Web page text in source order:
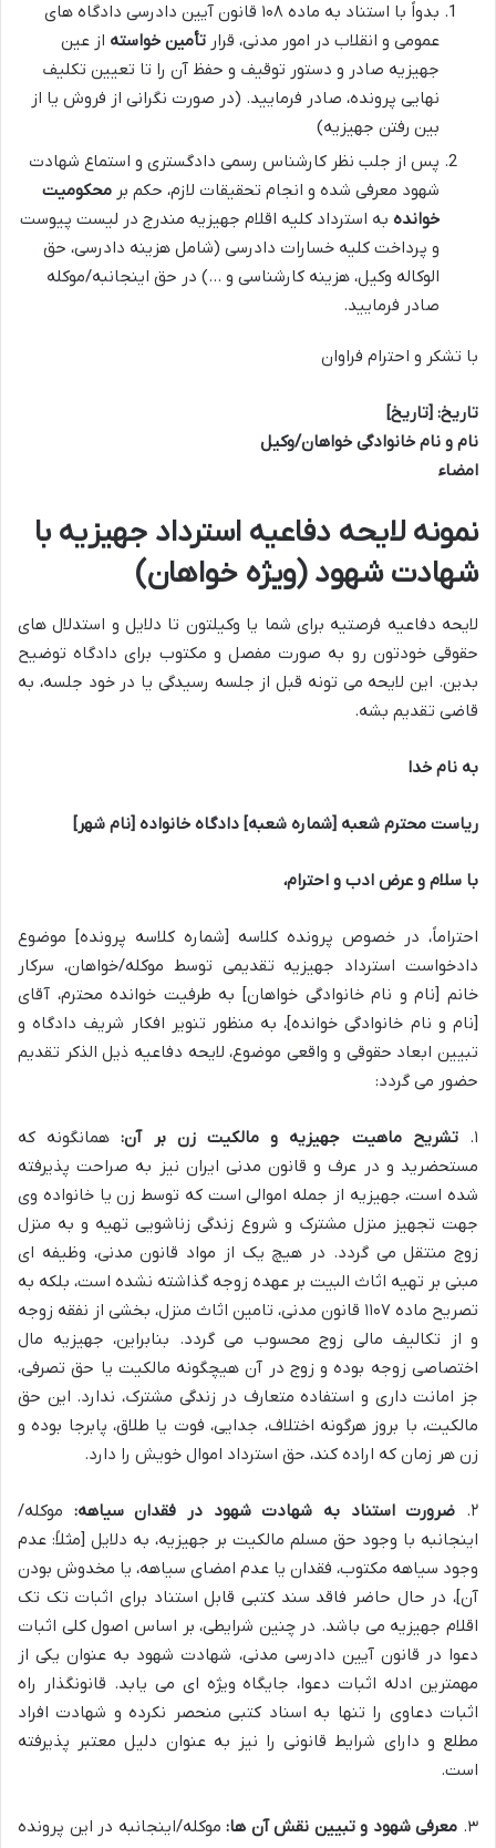
بدواً با استناد به ماده ۱۰۸ قانون آیین دادرسی دادگاه های
عمومی و انقلاب در امور مدنی، قرار تأمین خواسته از عین
جهیزیه صادر و دستور توقیف و حفظ آن را تا تعیین تکلیف
نهایی پرونده، صادر فرمایید. (در صورت نگرانی از فروش یا از
بین رفتن جهیزیه)
پس از جلب نظر کارشناس رسمی دادگستری و استماع شهادت
شهود معرفی شده و انجام تحقیقات لازم، حکم بر محکومیت
خوانده به استرداد کلیه اقلام جهیزیه مندرج در لیست پیوست
و پرداخت کلیه خسارات دادرسی (شامل هزینه دادرسی، حق
الوکاله وکیل، هزینه کارشناسی و …) در حق اینجانبه/موکله
صادر فرمایید.
با تشکر و احترام فراوان
تاریخ: [تاریخ]
نام و نام خانوادگی خواهان/وکیل
امضاء
نمونه لایحه دفاعیه استرداد جهیزیه با
شهادت شهود (ویژه خواهان)
لایحه دفاعیه فرصتیه برای شما یا وکیلتون تا دلایل و استدلال های
حقوقی خودتون رو به صورت مفصل و مکتوب برای دادگاه توضیح
بدین. این لایحه می تونه قبل از جلسه رسیدگی یا در خود جلسه، به
قاضی تقدیم بشه.
به نام خدا
ریاست محترم شعبه [شماره شعبه] دادگاه خانواده [نام شهر]
با سلام و عرض ادب و احترام،
احتراماً، در خصوص پرونده کلاسه [شماره کلاسه پرونده] موضوع
دادخواست استرداد جهیزیه تقدیمی توسط موکله/خواهان، سرکار
خانم [نام و نام خانوادگی خواهان] به طرفیت خوانده محترم، آقای
[نام و نام خانوادگی خوانده]، به منظور تنویر افکار شریف دادگاه و
تبیین ابعاد حقوقی و واقعی موضوع، لایحه دفاعیه ذیل الذکر تقدیم
حضور می گردد:
۱. تشریح ماهیت جهیزیه و مالکیت زن بر آن:همانگونه که
مستحضرید و در عرف و قانون مدنی ایران نیز به صراحت پذیرفته
شده است، جهیزیه از جمله اموالی است که توسط زن یا خانواده وی
جهت تجهیز منزل مشترک و شروع زندگی زناشویی تهیه و به منزل
زوج منتقل می گردد. در هیچ یک از مواد قانون مدنی، وظیفه ای
مبنی بر تهیه اثاث البیت بر عهده زوجه گذاشته نشده است، بلکه به
تصریح ماده ۱۱۰۷ قانون مدنی، تامین اثاث منزل، بخشی از نفقه زوجه
و از تکالیف مالی زوج محسوب می گردد. بنابراین، جهیزیه مال
اختصاصی زوجه بوده و زوج در آن هیچگونه مالکیت یا حق تصرفی،
جز امانت داری و استفاده متعارف در زندگی مشترک، ندارد. این حق
مالکیت، با بروز هرگونه اختلاف، جدایی، فوت یا طلاق، پابرجا بوده و
زن هر زمان که اراده کند، حق استرداد اموال خویش را دارد.
۲. ضرورت استناد به شهادت شهود در فقدان سیاهه: موکله/
اینجانبه با وجود حق مسلم مالکیت بر جهیزیه، به دلایل [مثلاً: عدم
وجود سیاهه مکتوب، فقدان یا عدم امضای سیاهه، یا مخدوش بودن
آن]، در حال حاضر فاقد سند کتبی قابل استناد برای اثبات تک تک
اقلام جهیزیه می باشد. در چنین شرایطی، بر اساس اصول کلی اثبات
دعوا در قانون آیین دادرسی مدنی، شهادت شهود به عنوان یکی از
مهمترین ادله اثبات دعوا، جایگاه ویژه ای می یابد. قانونگذار راه
اثبات دعاوی را تنها به اسناد کتبی منحصر نکرده و شهادت افراد
مطلع و دارای شرایط قانونی را نیز به عنوان دلیل معتبر پذیرفته
است.
۳. معرفی شهود و تبیین نقش آن ها:موکله/اینجانبه در این پرونده